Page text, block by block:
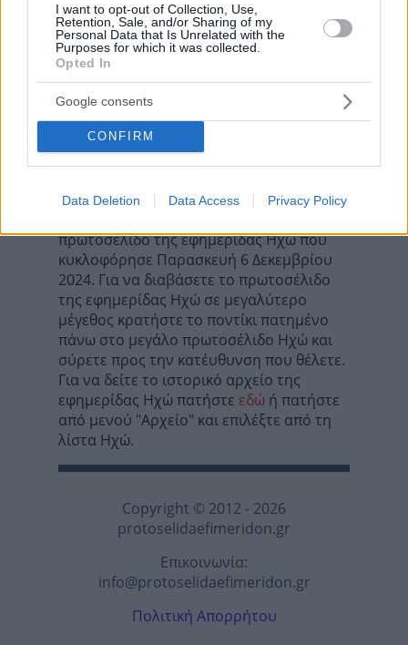
I want to opt-out of Collection, Use,
Retention, Sale, and/or Sharing of my
Personal Data that Is Unrelated with the
Purposes for which it was collected.
Opted In
Google consents
CONFIRM
Data Deletion Data Access Privacy Policy
Προηγούμενη
Μέτοχος
Τα σχόλια έχουν απενεργοποιηθεί για
όλους προσωρινά!
πρωτοσέλιδο της εφημερίδας Ηχώ που
κυκλοφόρησε Παρασκευή 6 Δεκεμβρίου
2024. Για να διαβάσετε το πρωτοσέλιδο
της εφημερίδας Ηχώ σε μεγαλύτερο
μέγεθος κρατήστε το ποντίκι πατημένο
πάνω στο μεγάλο πρωτοσέλιδο Ηχώ και
σύρετε προς την κατέυθυνση που θέλετε.
Για να δείτε το ιστορικό αρχείο της
εφημερίδας Ηχώ πατήστε εδώ ή πατήστε
από μενού "Αρχείο" και επιλέξτε από τη
λίστα Ηχώ.
Copyright © 2012 - 2026
protoselidaefimeridon.gr
Επικοινωνία:
info@protoselidaefimeridon.gr
Πολιτική Απορρήτου